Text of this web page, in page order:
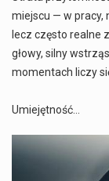
miejscu — w pracy,
lecz często realne
głowy, silny
momentach liczy
Umiejętność…